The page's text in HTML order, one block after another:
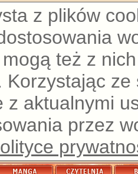
z plików
też z
Korzystając
z aktualnymi
przez